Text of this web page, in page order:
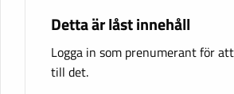
Detta är låst innehåll
Logga in som prenumerant för
till det.